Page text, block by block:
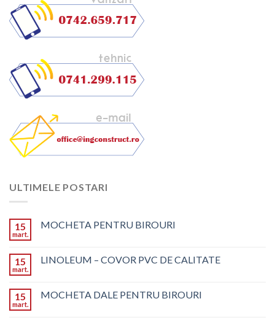
ULTIMELE POSTARI
15
mart.
MOCHETA PENTRU BIROURI
15
mart.
LINOLEUM – COVOR PVC DE CALITATE
15
mart.
MOCHETA DALE PENTRU BIROURI